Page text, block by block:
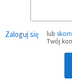
Zaloguj się lub
Twój